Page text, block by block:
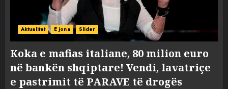
Aktualitet E jona Slider
Koka e mafias italiane, 80 milion euro
në bankën shqiptare! Vendi, lavatriçe
e pastrimit të PARAVE të drogës